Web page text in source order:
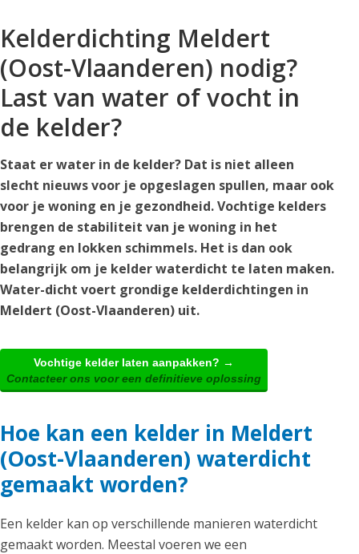
Kelderdichting Meldert
(Oost-Vlaanderen) nodig?
Last van water of vocht in
de kelder?
Staat er water in de kelder? Dat is niet alleen
slecht nieuws voor je opgeslagen spullen, maar ook
voor je woning en je gezondheid. Vochtige kelders
brengen de stabiliteit van je woning in het
gedrang en lokken schimmels. Het is dan ook
belangrijk om je kelder waterdicht te laten maken.
Water-dicht voert grondige kelderdichtingen in
Meldert (Oost-Vlaanderen) uit.
Vochtige kelder laten aanpakken? →
Contacteer ons voor een definitieve oplossing
Hoe kan een kelder in Meldert
(Oost-Vlaanderen) waterdicht
gemaakt worden?
Een kelder kan op verschillende manieren waterdicht
gemaakt worden. Meestal voeren we een